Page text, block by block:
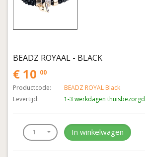
BEADZ ROYAAL - BLACK
€ 10 00
Productcode:
BEADZ ROYAL Black
Levertijd:
1-3 werkdagen thuisbezorgd
In winkelwagen